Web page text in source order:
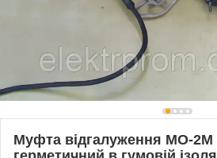
Муфта відгалуження МО-2М